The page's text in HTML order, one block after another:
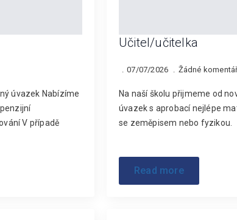
úvazek Nabízíme
V případě
Učitel/učitelka
07/07/2026 Žádné
Na naší školu přijmeme od
úvazek s aprobací nejlépe
se zeměpisem nebo fyzikou.
Read more